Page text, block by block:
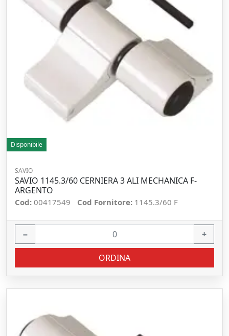
Disponibile
SAVIO
SAVIO 1145.3/60 CERNIERA 3 ALI MECHANICA F-
ARGENTO
Cod: 00417549 Cod Fornitore: 1145.3/60 F
− +
ORDINA